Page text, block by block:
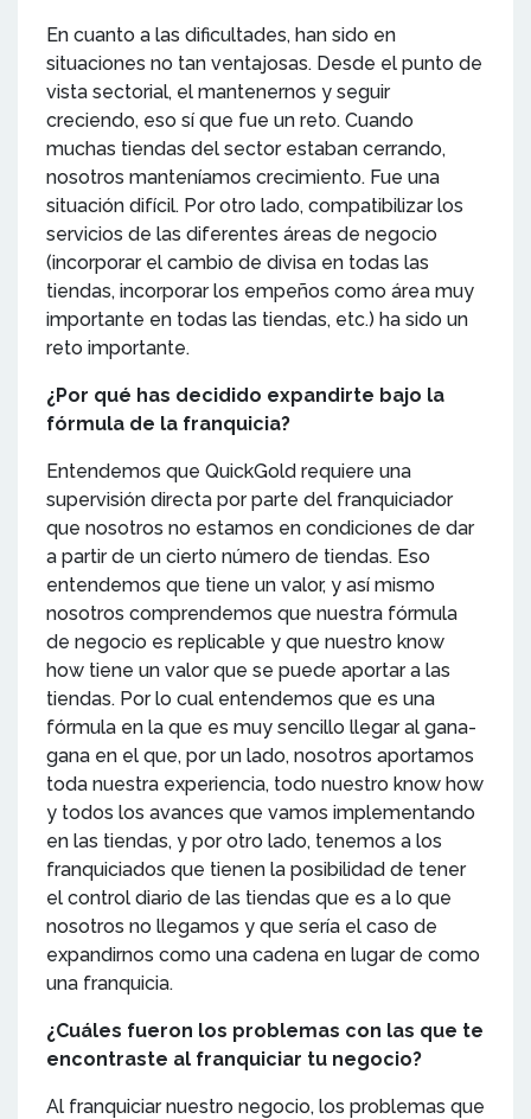
En cuanto a las dificultades, han sido en
situaciones no tan ventajosas. Desde el punto de
vista sectorial, el mantenernos y seguir
creciendo, eso sí que fue un reto. Cuando
muchas tiendas del sector estaban cerrando,
nosotros manteníamos crecimiento. Fue una
situación difícil. Por otro lado, compatibilizar los
servicios de las diferentes áreas de negocio
(incorporar el cambio de divisa en todas las
tiendas, incorporar los empeños como área muy
importante en todas las tiendas, etc.) ha sido un
reto importante.
¿Por qué has decidido expandirte bajo la
fórmula de la franquicia?
Entendemos que QuickGold requiere una
supervisión directa por parte del franquiciador
que nosotros no estamos en condiciones de dar
a partir de un cierto número de tiendas. Eso
entendemos que tiene un valor, y así mismo
nosotros comprendemos que nuestra fórmula
de negocio es replicable y que nuestro know
how tiene un valor que se puede aportar a las
tiendas. Por lo cual entendemos que es una
fórmula en la que es muy sencillo llegar al gana-
gana en el que, por un lado, nosotros aportamos
toda nuestra experiencia, todo nuestro know how
y todos los avances que vamos implementando
en las tiendas, y por otro lado, tenemos a los
franquiciados que tienen la posibilidad de tener
el control diario de las tiendas que es a lo que
nosotros no llegamos y que sería el caso de
expandirnos como una cadena en lugar de como
una franquicia.
¿Cuáles fueron los problemas con las que te
encontraste al franquiciar tu negocio?
Al franquiciar nuestro negocio, los problemas que